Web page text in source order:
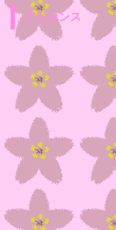
アドセンス